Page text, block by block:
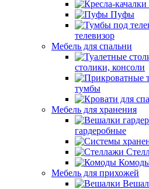
Пуфы
телевизор
Мебель для спальни
столики, консоли
тумбы
Мебель для хранения
гардеробные
Мебель для прихожей